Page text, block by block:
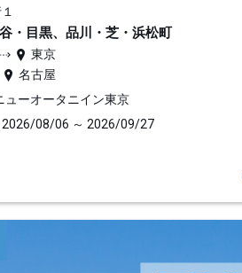
・目黒、品川・芝・浜松町
東京
名古屋
ューオータニイン東京
2026/08/06 ～ 2026/09/27